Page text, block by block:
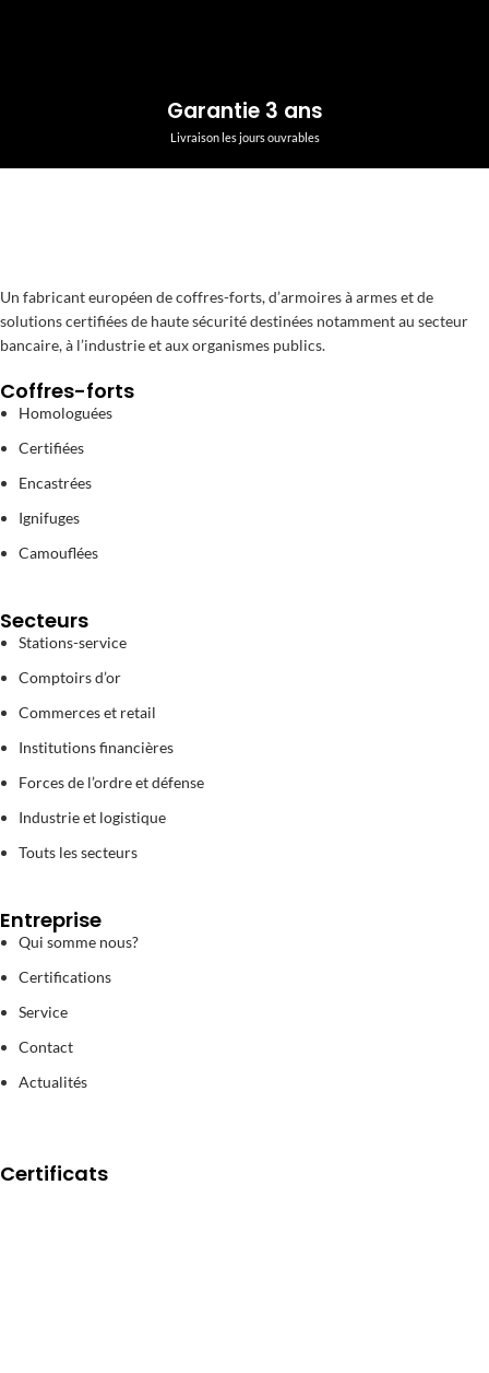
Garantie 3 ans
Livraison les jours ouvrables
Un fabricant européen de coffres-forts, d’armoires à armes et de
solutions certifiées de haute sécurité destinées notamment au secteur
bancaire, à l’industrie et aux organismes publics.
Coffres-forts
Homologuées
Certifiées
Encastrées
Ignifuges
Camouflées
Secteurs
Stations-service
Comptoirs d’or
Commerces et retail
Institutions financières
Forces de l’ordre et défense
Industrie et logistique
Touts les secteurs
Entreprise
Qui somme nous?
Certifications
Service
Contact
Actualités
Certificats